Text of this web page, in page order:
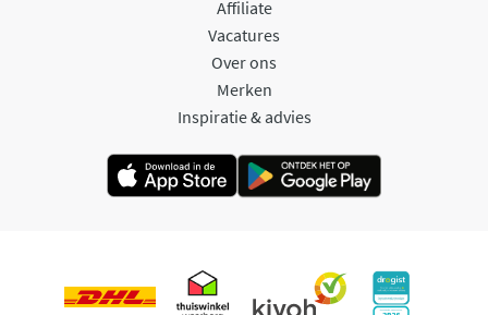
Affiliate
Vacatures
Over ons
Merken
Inspiratie & advies